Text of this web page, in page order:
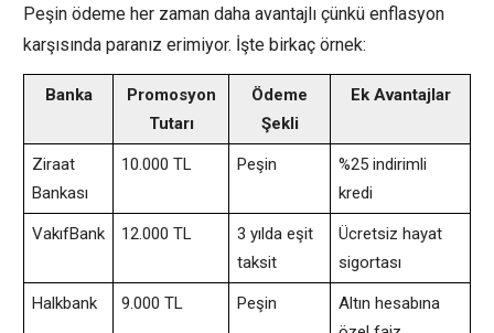
Peşin ödeme her zaman daha avantajlı çünkü enflasyon
karşısında paranız erimiyor. İşte birkaç örnek:
Banka
Promosyon
Tutarı
Ödeme
Şekli
Ek Avantajlar
Ziraat
Bankası
10.000 TL Peşin
%25 indirimli
kredi
VakıfBank 12.000 TL
3 yılda eşit
taksit
Ücretsiz hayat
sigortası
Halkbank 9.000 TL Peşin
Altın hesabına